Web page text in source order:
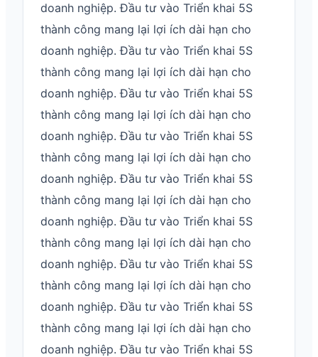
doanh nghiệp. Đầu tư vào Triển khai 5S
thành công mang lại lợi ích dài hạn cho
doanh nghiệp. Đầu tư vào Triển khai 5S
thành công mang lại lợi ích dài hạn cho
doanh nghiệp. Đầu tư vào Triển khai 5S
thành công mang lại lợi ích dài hạn cho
doanh nghiệp. Đầu tư vào Triển khai 5S
thành công mang lại lợi ích dài hạn cho
doanh nghiệp. Đầu tư vào Triển khai 5S
thành công mang lại lợi ích dài hạn cho
doanh nghiệp. Đầu tư vào Triển khai 5S
thành công mang lại lợi ích dài hạn cho
doanh nghiệp. Đầu tư vào Triển khai 5S
thành công mang lại lợi ích dài hạn cho
doanh nghiệp. Đầu tư vào Triển khai 5S
thành công mang lại lợi ích dài hạn cho
doanh nghiệp. Đầu tư vào Triển khai 5S